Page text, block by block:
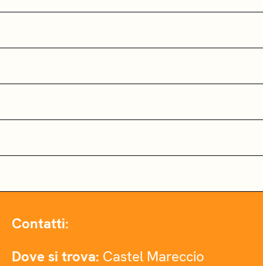
Contatti:
Dove si trova: Castel Mareccio